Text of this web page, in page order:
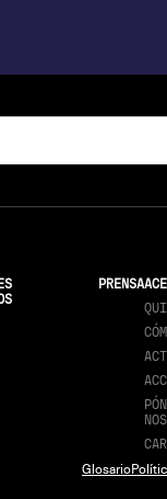
PRENSA
Glosario